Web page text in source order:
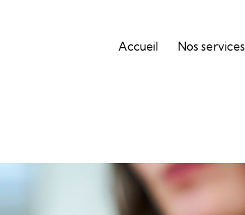
Accueil Nos services